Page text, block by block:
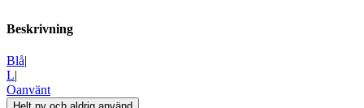
Beskrivning
Blå|
L|
Oanvänt